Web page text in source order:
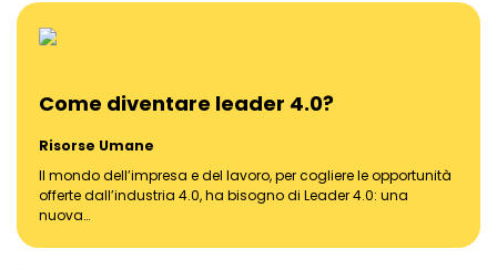
Come diventare leader 4.0?
Risorse Umane
Il mondo dell’impresa e del lavoro, per cogliere le opportunità
offerte dall’industria 4.0, ha bisogno di Leader 4.0: una
nuova…